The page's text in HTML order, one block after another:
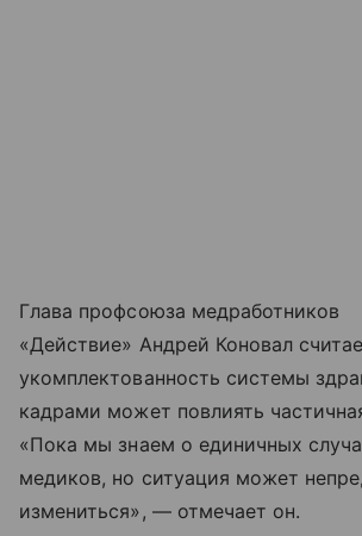
Глава профсоюза медработников
«Действие» Андрей Коновал
укомплектованность системы
кадрами может повлиять
«Пока мы знаем о единичных
медиков, но ситуация может
измениться», — отмечает он.